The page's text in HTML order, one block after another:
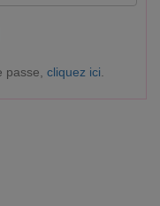
passe, cliquez ici